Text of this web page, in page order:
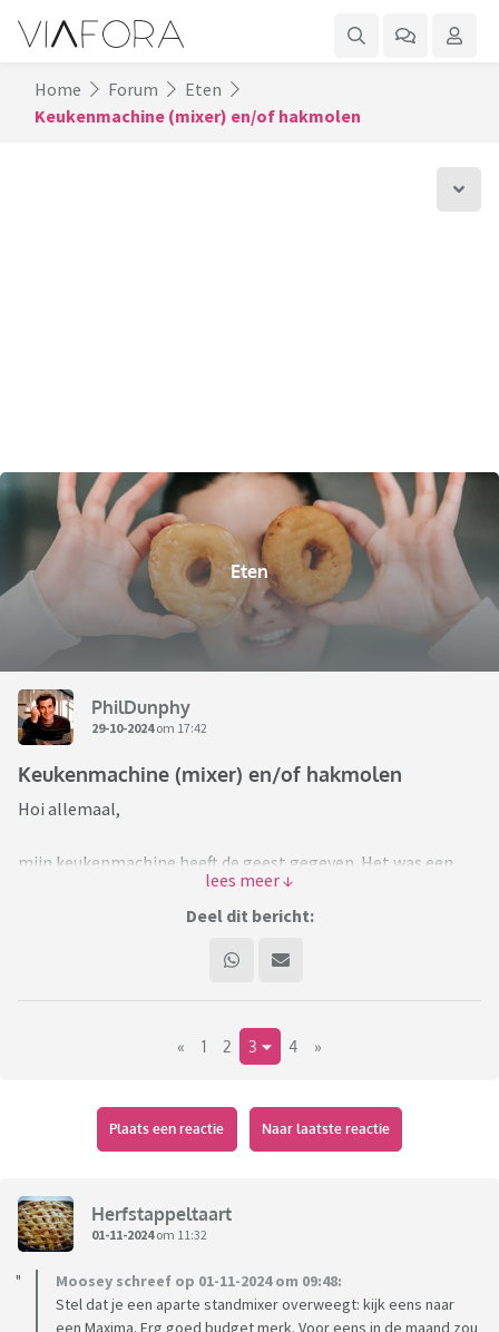
Home Forum
Eten
Keukenmachine (mixer) en/of hakmolen
Eten
PhilDunphy
29-10-2024om 17:42
Keukenmachine (mixer) en/of hakmolen
Hoi allemaal,
mijn keukenmachine heeft de geest gegeven. Het was een
oud, plastic alles-in-één geval wat nooit heel best dienst
heeft gedaan. Ik wil nu een nieuwe kopen, van wat betere
mogen ook twee losse apparaten zijn (keukenmixer en
hakmolen).
Alleen ik zie door de bomen het bos niet meer. Er zijn alles-
in-één apparaten die volgens mij best een aardige reputatie
wel maar één trucje doen (Artisan). Er zijn bekende, dure
merken (Kenwood, Kitchenaid) en voor mij minder bekende,
goedkopere merken met best wat positieve reacties
Oh help!
Deel dit bericht:
« 1 2 3 4 »
Plaats een reactie Naar laatste reactie
Herfstappeltaart
01-11-2024om 11:32
Moosey schreef op 01-11-2024 om 09:48:
Stel dat je een aparte standmixer overweegt: kijk eens naar
een Maxima. Erg goed budget merk. Voor eens in de maand zou